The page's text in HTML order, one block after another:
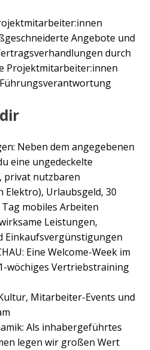
Angebote und
durch
Projektmitarbeiter:innen
Neben dem angegebenen
eine ungedeckelte
privat nutzbaren
Elektro), Urlaubsgeld, 30
mobiles Arbeiten
Leistungen,
Einkaufsvergünstigungen
Eine Welcome-Week im
wöchiges Vertriebstraining
Mitarbeiter-Events und
Als inhabergeführtes
legen wir großen Wert